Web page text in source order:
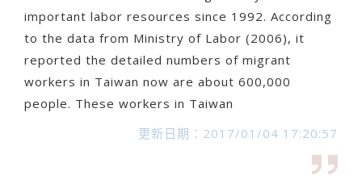
important labor resources since 1992. According
to the data from Ministry of Labor (2006), it
reported the detailed numbers of migrant
workers in Taiwan now are about 600,000
people. These workers in Taiwan
更新日期：2017/01/04 17:20:57